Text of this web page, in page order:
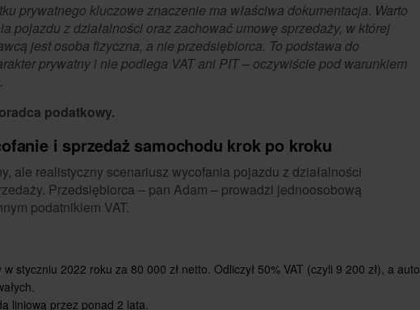
prywatnego kluczowe znaczenie ma właściwa dokumentacja. Warto
pojazdu z działalności oraz zachować umowę sprzedaży, w której
jest osoba fizyczna, a nie przedsiębiorca. To podstawa do
prywatny i nie podlega VAT ani PIT – oczywiście pod warunkiem
podatkowy.
i sprzedaż samochodu krok po kroku
ale realistyczny scenariusz wycofania pojazdu z działalności
Przedsiębiorca – pan Adam – prowadzi jednoosobową
podatnikiem VAT.
styczniu 2022 roku za 80 000 zł netto. Odliczył 50% VAT (czyli 9 200 zł), a auto
liniową przez ponad 2 lata.